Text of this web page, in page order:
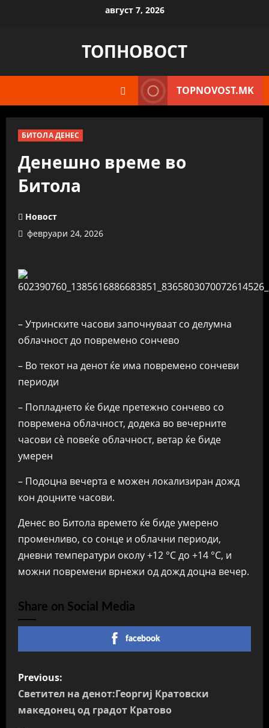
август 7, 2026
ТОПНОВОСТ
TOPNOVOST.MK
БИТОЛА ДЕНЕС
Денешно време во
Битола
Новост
февруари 24, 2026
– Утринските часови започнуваат со делумна
облачност до повремено сончево
– Во текот на денот ќе има повремено сончеви
периоди
– Попладнето ќе биде претежно сончево со
повремена облачност, додека во вечерните
часови сè повеќе облачност, ветар ќе биде
умерен
– Подоцна вечерта е можен локализиран дожд
кон доцните часови.
Денес во Битола времето ќе биде умерено
променливо, со сонце и облачни периоди,
дневни температури околу +12 °C до +14 °C, и
можни повремени врнежи од дожд доцна вечер.
Share on Social Media
facebook
P
o
Previous:
Светител на денот:Георгиј Кратовски
македонец од градот Кратово